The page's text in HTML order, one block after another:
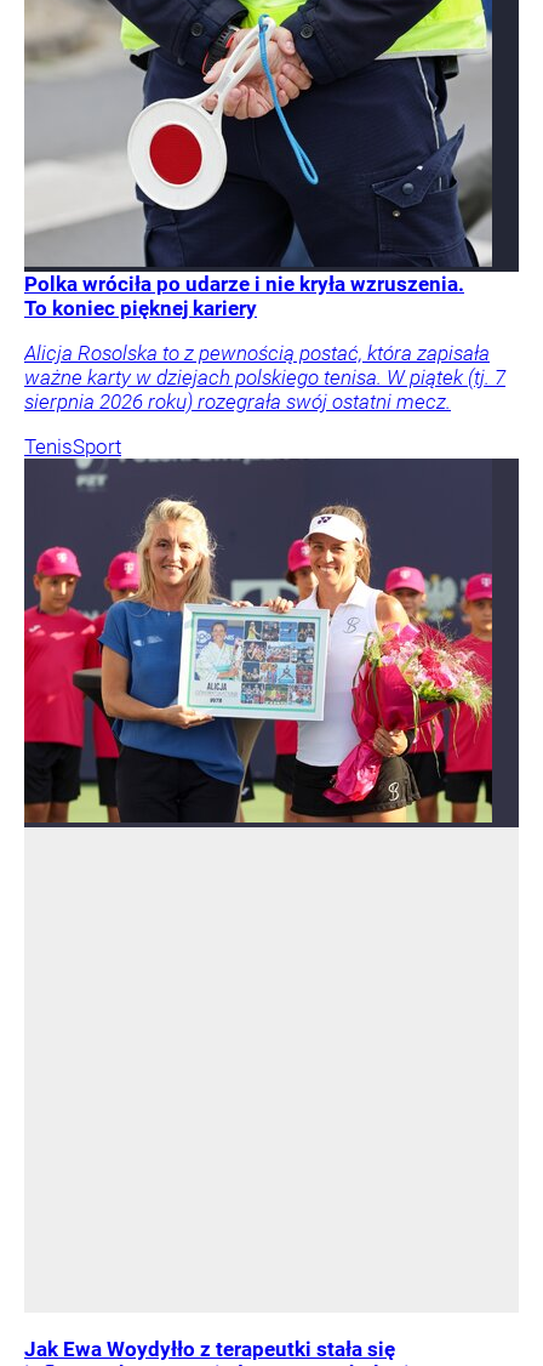
Polka wróciła po udarze i nie kryła wzruszenia.
To koniec pięknej kariery
Alicja Rosolska to z pewnością postać, która zapisała
ważne karty w dziejach polskiego tenisa. W piątek (tj. 7
sierpnia 2026 roku) rozegrała swój ostatni mecz.
TenisSport
Jak Ewa Woydyłło z terapeutki stała się